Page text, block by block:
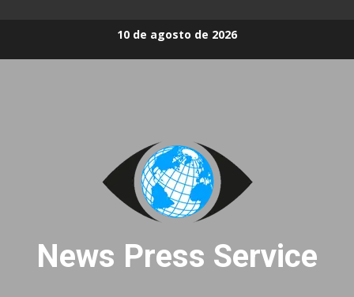
10 de agosto de 2026
News Press Service